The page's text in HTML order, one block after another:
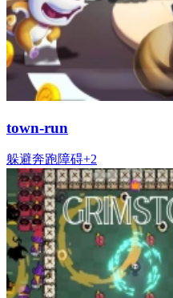
town-run
躲避奔跑障碍+2